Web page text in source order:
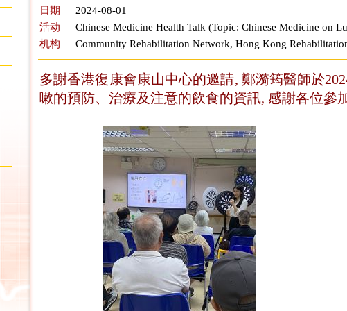
日期
2024-08-01
活动
Chinese Medicine Health Talk (Topic: Chinese Medicine on
机构
Community Rehabilitation Network, Hong Kong
多謝香港復康會康山中心的邀請, 鄭漪筠醫師於
嗽的預防、治療及注意的飲食的資訊, 感謝各位參